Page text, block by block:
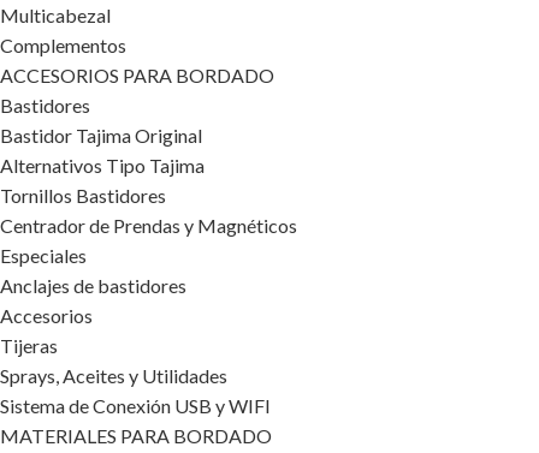
Multicabezal
Complementos
ACCESORIOS PARA BORDADO
Bastidores
Bastidor Tajima Original
Alternativos Tipo Tajima
Tornillos Bastidores
Centrador de Prendas y Magnéticos
Especiales
Anclajes de bastidores
Accesorios
Tijeras
Sprays, Aceites y Utilidades
Sistema de Conexión USB y WIFI
MATERIALES PARA BORDADO